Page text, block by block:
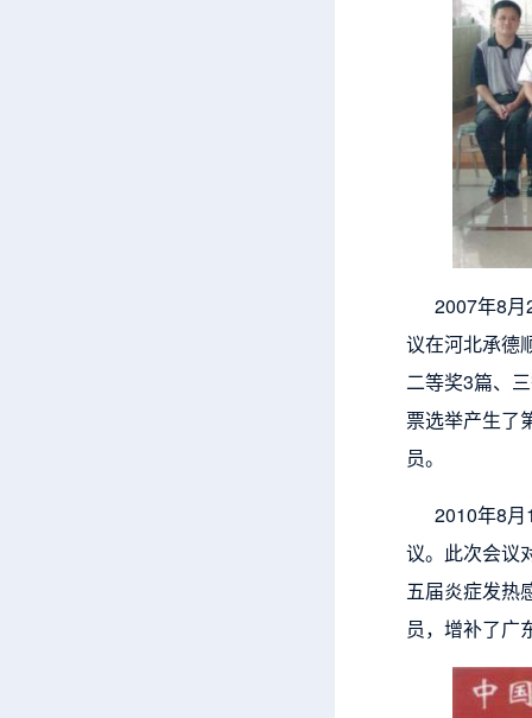
2007年8月
议在河北承德
二等奖3篇、
票选举产生了
员。
2010年8月
议。此次会议
五届炎症发热
员，增补了广